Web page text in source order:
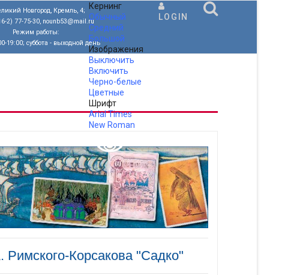
Новгород, Кремль, 4;
2) 77-75-30, nounb53@mail.ru
Режим работы:
19:00; суббота - выходной день
Кернинг
Обычный
Средний
Большой
Изображения
Выключить
Включить
Черно-белые
Цветные
Шрифт
ArialTimes
New Roman
LOGIN
Корсакова "Садко"